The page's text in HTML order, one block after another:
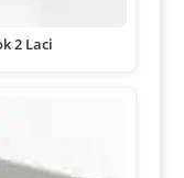
2 Laci